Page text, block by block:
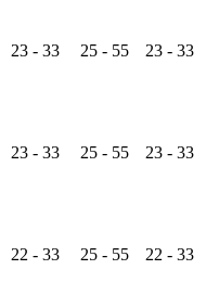
23 - 33 25 - 55 23 - 33
23 - 33 25 - 55 23 - 33
22 - 33 25 - 55 22 - 33